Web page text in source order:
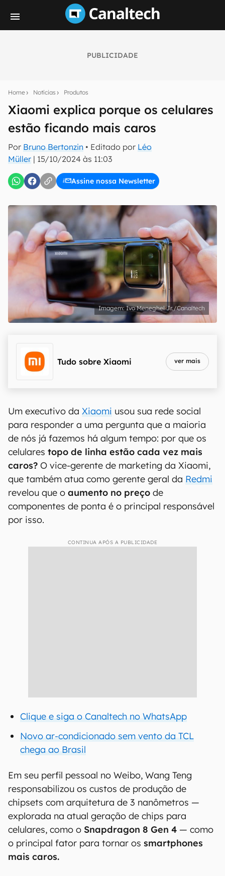
PUBLICIDADE
Home Notícias Produtos
Xiaomi explica porque os celulares
estão ficando mais caros
Por Bruno Bertonzin • Editado por Léo
Müller | 15/10/2024 às 11:03
Assine nossa Newsletter
notícias e reviews sobre tecnologia em primeira
E-mail
Uso e Política de Privacidade do Canaltech.
Ivo Meneghel Jr./Canaltech
Tudo sobre Xiaomi ver mais
Um executivo da Xiaomi usou sua rede social
para responder a uma pergunta que a maioria
de nós já fazemos há algum tempo: por que os
celulares topo de linha estão cada vez mais
caros? O vice-gerente de marketing da Xiaomi,
que também atua como gerente geral da Redmi
revelou que o aumento no preço de
componentes de ponta é o principal responsável
por isso.
CONTINUA APÓS A PUBLICIDADE
Clique e siga o Canaltech no WhatsApp
Novo ar-condicionado sem vento da TCL
chega ao Brasil
Em seu perfil pessoal no Weibo, Wang Teng
responsabilizou os custos de produção de
chipsets com arquitetura de 3 nanômetros —
explorada na atual geração de chips para
celulares, como o Snapdragon 8 Gen 4 — como
o principal fator para tornar os smartphones
mais caros.